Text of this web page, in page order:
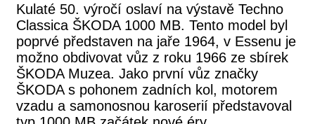
Kulaté 50. výročí oslaví na výstavě Techno
Classica ŠKODA 1000 MB. Tento model byl
poprvé představen na jaře 1964, v Essenu je
možno obdivovat vůz z roku 1966 ze sbírek
ŠKODA Muzea. Jako první vůz značky
ŠKODA s pohonem zadních kol, motorem
vzadu a samonosnou karoserií představoval